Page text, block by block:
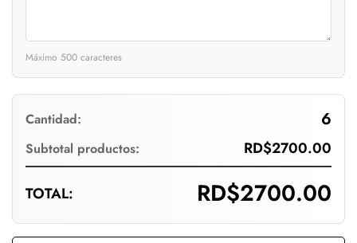
Máximo 500 caracteres
Cantidad: 6
Subtotal productos: RD$2700.00
TOTAL: RD$2700.00
Confirm your age
Are you 18 years old or older?